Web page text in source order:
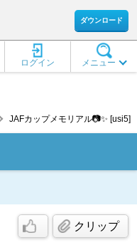
ダウンロード
メニュー
ログイン
JAFカップメモリアル📷✨ [usi5]
クリップ